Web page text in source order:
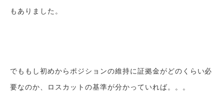
もありました。
でももし初めからポジションの維持に証拠金がどのくらい必
要なのか、ロスカットの基準が分かっていれば。。。